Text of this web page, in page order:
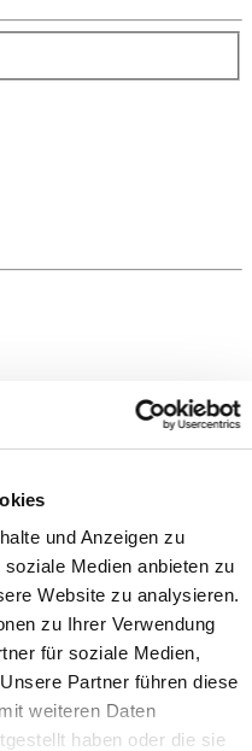
und Anzeigen zu
Medien anbieten zu
Website zu analysieren.
zu Ihrer Verwendung
für soziale Medien,
Partner führen diese
weiteren Daten
haben oder die sie